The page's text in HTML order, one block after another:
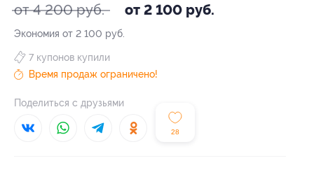
от 4 200 руб. от 2 100 руб.
Экономия от 2 100 руб.
28
7 купонов купили
Время продаж ограничено!
Поделиться с друзьями